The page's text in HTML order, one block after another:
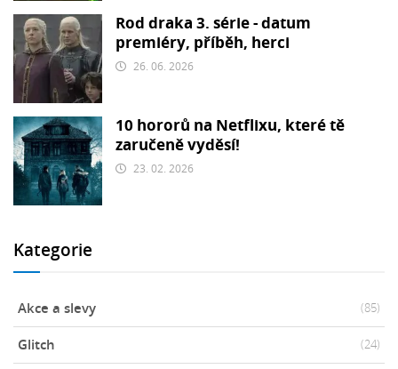
Rod draka 3. série - datum
premiéry, příběh, herci
26. 06. 2026
10 hororů na Netflixu, které tě
zaručeně vyděsí!
23. 02. 2026
Kategorie
Akce a slevy (85)
Glitch (24)